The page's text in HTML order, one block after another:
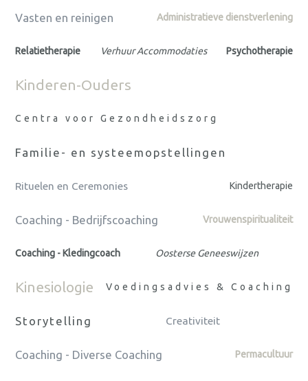
Vasten en reinigen Administratieve dienstverlening
Relatietherapie Verhuur Accommodaties Psychotherapie
Kinderen-Ouders
Centra voor Gezondheidszorg
Familie- en systeemopstellingen
Rituelen en Ceremonies Kindertherapie
Coaching - Bedrijfscoaching Vrouwenspiritualiteit
Coaching - Kledingcoach Oosterse Geneeswijzen
Kinesiologie Voedingsadvies & Coaching
Storytelling Creativiteit
Coaching - Diverse Coaching Permacultuur